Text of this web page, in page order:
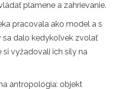
plamene a zahrievanie.
pracovala ako model a s
dalo kedykoľvek zvolať
si vyžadovali ich sily na
antropológia: objekt